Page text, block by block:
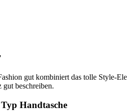
gut kombiniert das tolle Style-
gut beschreiben.
Handtasche